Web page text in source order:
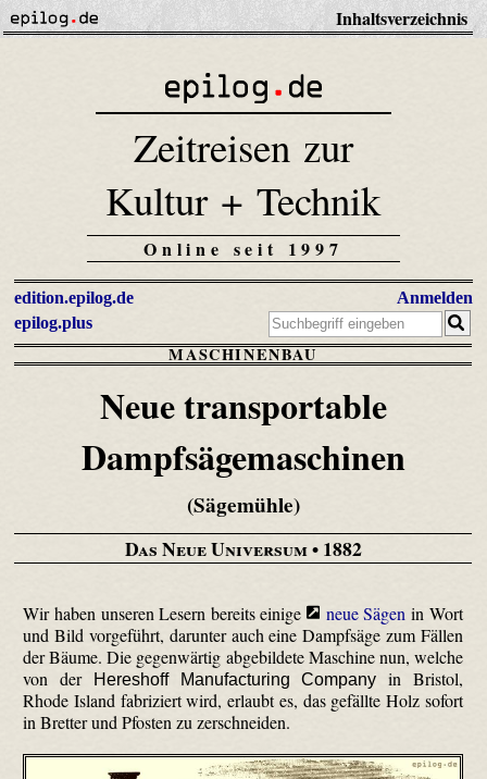
Inhaltsverzeichnis
Zeitreisen zur
Kultur + Technik
Online seit 1997
edition.epilog.de
epilog.plus
Anmelden
MASCHINENBAU
Neue transportable
Dampfsägemaschinen
(Sägemühle)
Das Neue Universum• 1882
Wir haben unseren Lesern bereits einige neue Sägen in Wort
und Bild vorgeführt, darunter auch eine Dampfsäge zum Fällen
der Bäume. Die gegenwärtig abgebildete Maschine nun, welche
von der
Hereshoff Manufacturing Company
in Bristol,
Rhode Island fabriziert wird, erlaubt es, das gefällte Holz sofort
in Bretter und Pfosten zu zerschneiden.